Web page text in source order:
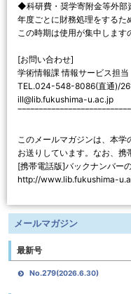
◆科研費・奨学寄附金等外
年度ごとに財務処理をするた
この時期は使用が集中します
[お問い合わせ]
学術情報課 情報サービス担当
TEL.024-548-8086(直通)/
ill@lib.fukushima-u.ac.jp
このメールマガジンは、本
お送りしています。なお、
[携帯電話版]バックナンバー
http://www.lib.fukushima-
メールマガジン
最新号
No.279(2026.6.30)